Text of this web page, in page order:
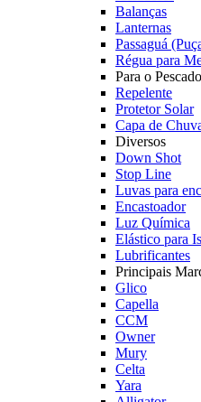
Balanças
Lanternas
Passaguá
Régua para
Para o
Repelente
Protetor Solar
Capa de
Diversos
Down Shot
Stop Line
Luvas para
Encastoador
Luz Química
Elástico para
Lubrificantes
Principais
Glico
Capella
CCM
Owner
Mury
Celta
Yara